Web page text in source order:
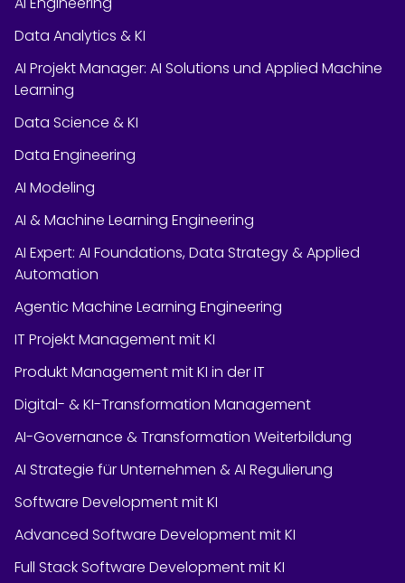
Data Analytics & KI
AI Projekt Manager: AI Solutions und Applied Machine
Learning
Data Science & KI
Data Engineering
AI Modeling
AI & Machine Learning Engineering
AI Expert: AI Foundations, Data Strategy & Applied
Automation
Agentic Machine Learning Engineering
IT Projekt Management mit KI
Produkt Management mit KI in der IT
Digital- & KI-Transformation Management
AI-Governance & Transformation Weiterbildung
AI Strategie für Unternehmen & AI Regulierung
Software Development mit KI
Advanced Software Development mit KI
Full Stack Software Development mit KI